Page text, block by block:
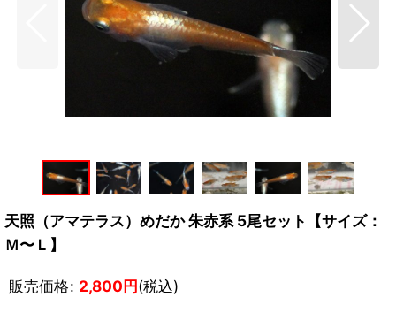
天照（アマテラス）めだか 朱赤系 5尾セット【サイズ：
Ｍ〜Ｌ】
販売価格: 2,800円(税込)